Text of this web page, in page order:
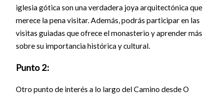
iglesia gótica son una verdadera joya arquitectónica que
merece la pena visitar. Además, podrás participar en las
visitas guiadas que ofrece el monasterio y aprender más
sobre su importancia histórica y cultural.
Punto 2:
Otro punto de interés a lo largo del Camino desde O